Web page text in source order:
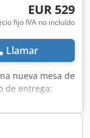
EUR 529
fijo IVA no incluído
Llamar
nueva mesa de
de entrega:
de la mesa
Super 4/5/6
de la